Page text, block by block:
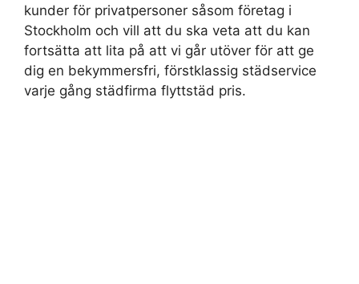
kunder för privatpersoner såsom företag i
Stockholm och vill att du ska veta att du kan
fortsätta att lita på att vi går utöver för att ge
dig en bekymmersfri, förstklassig städservice
varje gång städfirma flyttstäd pris.